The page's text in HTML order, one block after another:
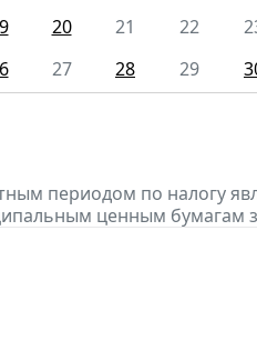
20 21 22
27 28 29
периодом по налогу
ценным бумагам